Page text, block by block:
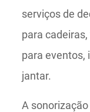
serviços de
para
para eventos,
jantar.
A